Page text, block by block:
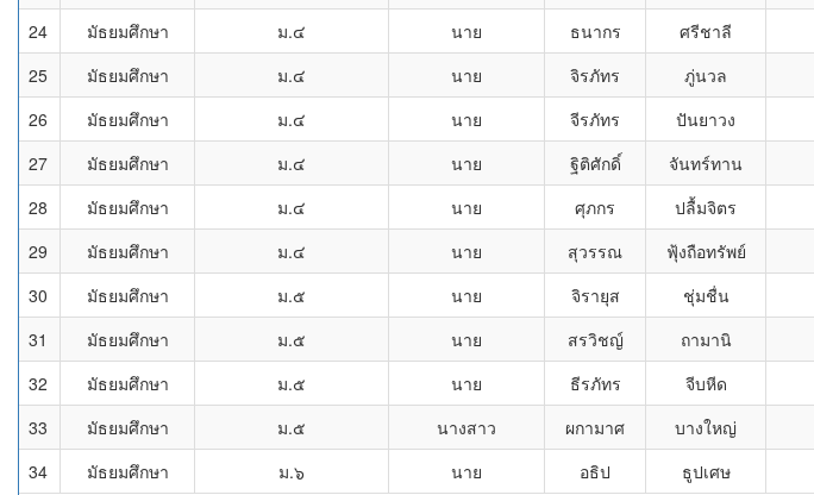
24
มัธยมศึกษา ม.๔ นาย ธนากร ศรีชาลี
25
มัธยมศึกษา ม.๔ นาย จิรภัทร ภู่นวล
26
มัธยมศึกษา ม.๔ นาย จีรภัทร ปันยาวง
27
มัธยมศึกษา ม.๔ นาย ฐิติศักดิ์ จันทร์ทาน
28
มัธยมศึกษา ม.๔ นาย ศุภกร ปลื้มจิตร
29
มัธยมศึกษา ม.๔ นาย สุวรรณ ฟุ้งถือทรัพย์
30
มัธยมศึกษา ม.๕ นาย จิรายุส ชุ่มชื่น
31
มัธยมศึกษา ม.๕ นาย สรวิชญ์ ถามานิ
32
มัธยมศึกษา ม.๕ นาย ธีรภัทร จีบหีด
33
มัธยมศึกษา ม.๕ นางสาว ผกามาศ บางใหญ่
34
มัธยมศึกษา ม.๖ นาย อธิป ธูปเศษ